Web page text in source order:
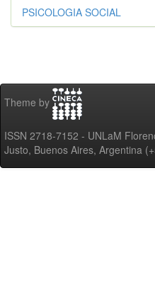
PSICOLOGIA SOCIAL
Theme by
ISSN 2718-7152 - UNLaM
Justo, Buenos Aires, Argentina